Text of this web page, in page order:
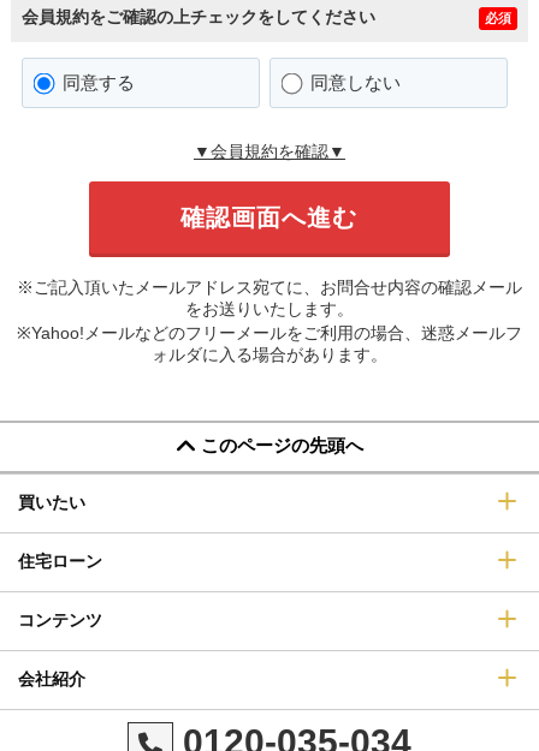
会員規約をご確認の上チェックをしてください 必須
同意する 同意しない
▼会員規約を確認▼
※ご記入頂いたメールアドレス宛てに、お問合せ内容の確認メール
をお送りいたします。
※Yahoo!メールなどのフリーメールをご利用の場合、迷惑メールフ
ォルダに入る場合があります。
このページの先頭へ
買いたい
住宅ローン
コンテンツ
会社紹介
0120-035-034